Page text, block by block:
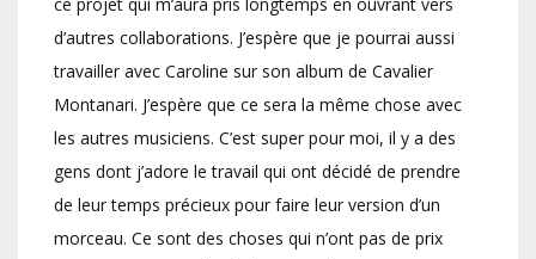
d’autres collaborations. J’espère que je pourrai aussi
travailler avec Caroline sur son album de Cavalier
Montanari. J’espère que ce sera la même chose avec
les autres musiciens. C’est super pour moi, il y a des
gens dont j’adore le travail qui ont décidé de prendre
de leur temps précieux pour faire leur version d’un
morceau. Ce sont des choses qui n’ont pas de prix